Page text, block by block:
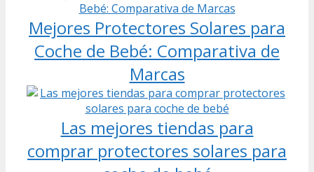
Mejores Protectores Solares para
Coche de Bebé: Comparativa de
Marcas
Las mejores tiendas para
comprar protectores solares para